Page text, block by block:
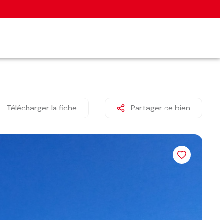
Télécharger la fiche Partager ce bien